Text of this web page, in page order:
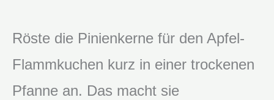
Röste die Pinienkerne für den Apfel-
Flammkuchen kurz in einer trockenen
Pfanne an. Das macht sie